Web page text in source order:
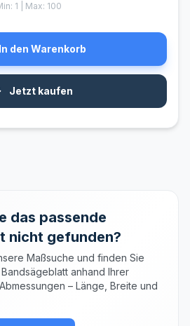
1 | Max: 100
In den Warenkorb
Jetzt kaufen
das passende
nicht gefunden?
Maßsuche und finden Sie
anhand Ihrer
– Länge, Breite und